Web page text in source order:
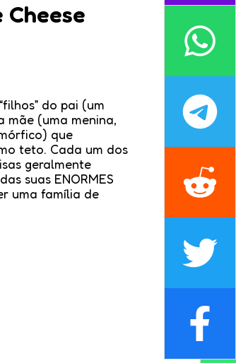
Cheese
do pai (um
mãe (uma menina,
que
teto. Cada um dos
geralmente
suas ENORMES
uma família de